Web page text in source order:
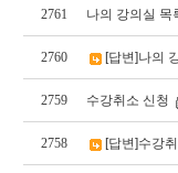
2761 나의 강의실 목
2760 [답변]나의
2759 수강취소 신청
2758 [답변]수강